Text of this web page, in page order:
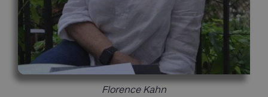
Florence Kahn